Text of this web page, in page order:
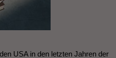
USA in den letzten Jahren der